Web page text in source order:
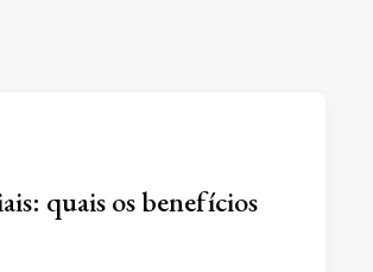
quais os benefícios